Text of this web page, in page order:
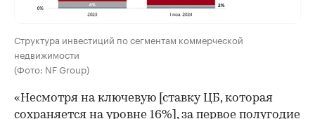
Структура инвестиций по сегментам коммерческой
недвижимости
(Фото: NF Group)
«Несмотря на ключевую [ставку ЦБ, которая
сохраняется на уровне 16%], за первое полугодие